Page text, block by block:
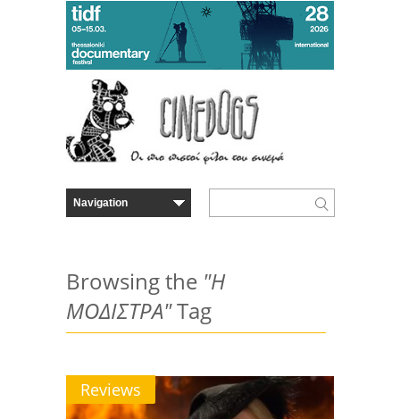
Browsing the "Η
ΜΟΔΙΣΤΡΑ"Tag
Reviews